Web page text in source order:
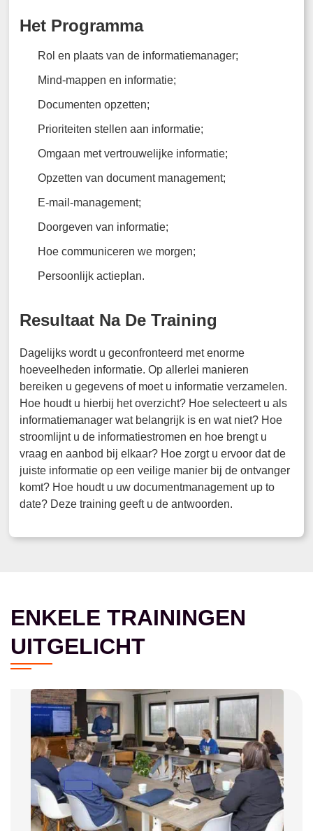
Het Programma
Rol en plaats van de informatiemanager;
Mind-mappen en informatie;
Documenten opzetten;
Prioriteiten stellen aan informatie;
Omgaan met vertrouwelijke informatie;
Opzetten van document management;
E-mail-management;
Doorgeven van informatie;
Hoe communiceren we morgen;
Persoonlijk actieplan.
Resultaat Na De Training
Dagelijks wordt u geconfronteerd met enorme
hoeveelheden informatie. Op allerlei manieren
bereiken u gegevens of moet u informatie verzamelen.
Hoe houdt u hierbij het overzicht? Hoe selecteert u als
informatiemanager wat belangrijk is en wat niet? Hoe
stroomlijnt u de informatiestromen en hoe brengt u
vraag en aanbod bij elkaar? Hoe zorgt u ervoor dat de
juiste informatie op een veilige manier bij de ontvanger
komt? Hoe houdt u uw documentmanagement up to
date? Deze training geeft u de antwoorden.
ENKELE TRAININGEN
UITGELICHT